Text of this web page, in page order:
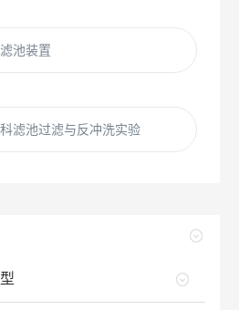
池装置
滤池过滤与反冲洗实验